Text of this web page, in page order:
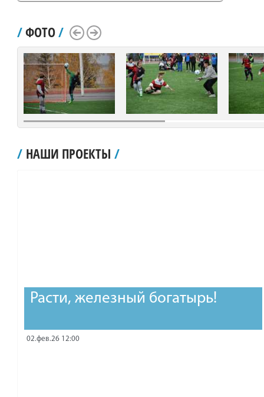
/ФОТО/
Scroll LeftScroll Right
/ НАШИ ПРОЕКТЫ /
Расти, железный богатырь!
02.фев.26 12:00